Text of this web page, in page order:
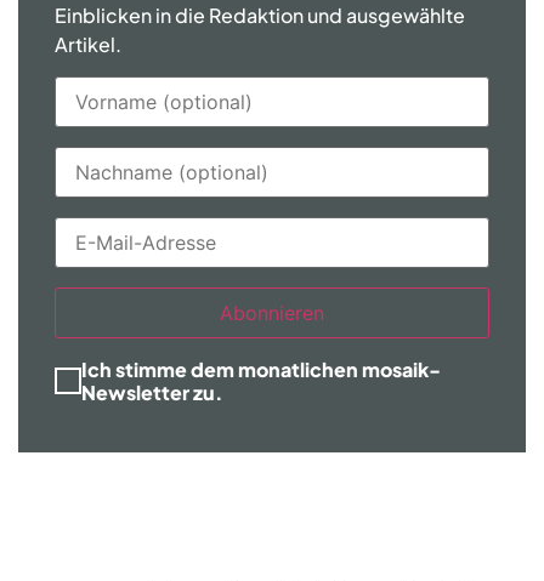
Einblicken in die Redaktion und ausgewählte
Artikel.
Abonnieren
Ich stimme dem monatlichen mosaik-
Newsletter zu.